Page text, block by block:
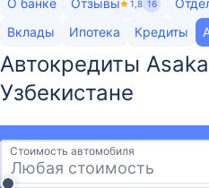
О банке Отзывы 1,8 16
Вклады Ипотека Кредиты
Автокредиты
Узбекистане
Стоимость автомобиля